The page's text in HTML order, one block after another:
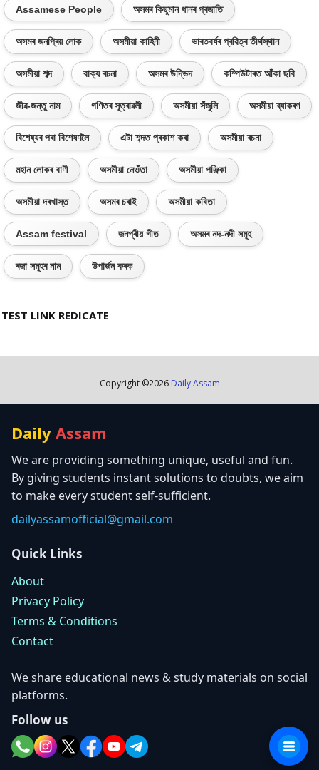
Assamese People অসমৰ কিছুমান ধানৰ প্ৰজাতি
অসমৰ জনপ্ৰিয় লোক অসমীয়া কাহিনী ভাৰতবৰ্ষৰ প্ৰৱিত্ৰ তীৰ্থস্থান
অসমীয়া শব্দ বাক্য ৰচনা অসমৰ উদ্ভিদ কম্পিউটাৰত আঁকা ছবি
জীৱ-জন্তু নাম গণিতৰ সূত্ৰাৱলী অসমীয়া সঁজুলি অসমীয়া ব্যাকৰণ
বিশেষ্যৰ পৰা বিশেষণলৈ এটা শব্দত প্ৰকাশ কৰা অসমীয়া ৰচনা
মহান লোকৰ বাণী অসমীয়া নেওঁতা অসমীয়া পঞ্জিকা
অসমীয়া দৰখাস্ত অসমৰ চৰাই অসমীয়া কবিতা
Assam festival জনপ্ৰীয় গীত অসমৰ নদ-নদী সমূহ
ৰজা সমূহৰ নাম উপাৰ্জন কৰক
TEST LINK REDICATE
Copyright ©2026 Daily Assam
Daily Assam
We are providing something unique, useful and fun.
By giving students instant solutions to doubts, we aim
to make every student self-sufficient.
dailyassamofficial@gmail.com
Quick Links
About
Privacy Policy
Terms & Conditions
Contact
We share educational news & study materials on social
platforms.
Follow us